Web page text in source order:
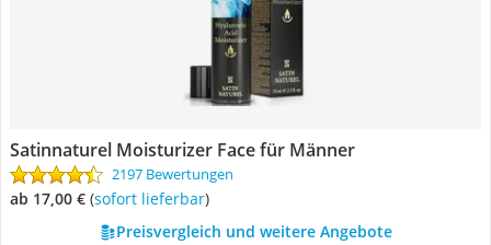
‎Satinnaturel Moisturizer Face für Männer
2197 Bewertungen
ab 17,00 € ( Sofort lieferbar)
Preisvergleich und weitere Angebote